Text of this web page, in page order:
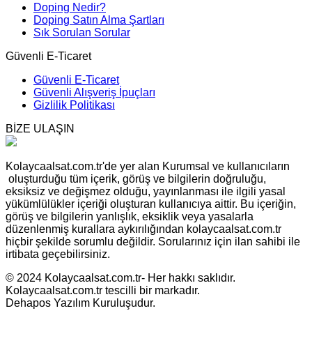
Doping Nedir?
Doping Satın Alma Şartları
Sık Sorulan Sorular
Güvenli E-Ticaret
Güvenli E-Ticaret
Güvenli Alışveriş İpuçları
Gizlilik Politikası
BİZE ULAŞIN
Kolaycaalsat.com.tr'de yer alan Kurumsal ve kullanıcıların
oluşturduğu tüm içerik, görüş ve bilgilerin doğruluğu,
eksiksiz ve değişmez olduğu, yayınlanması ile ilgili yasal
yükümlülükler içeriği oluşturan kullanıcıya aittir. Bu içeriğin,
görüş ve bilgilerin yanlışlık, eksiklik veya yasalarla
düzenlenmiş kurallara aykırılığından kolaycaalsat.com.tr
hiçbir şekilde sorumlu değildir. Sorularınız için ilan sahibi ile
irtibata geçebilirsiniz.
© 2024 Kolaycaalsat.com.tr- Her hakkı saklıdır.
Kolaycaalsat.com.tr tescilli bir markadır.
Dehapos Yazılım Kuruluşudur.